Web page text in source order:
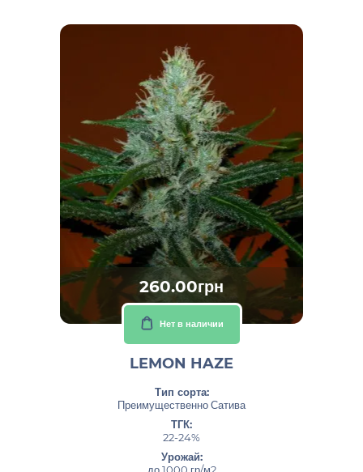
260.00грн
Нет в наличии
LEMON HAZE
Тип сорта:
Преимущественно Сатива
ТГК:
22-24%
Урожай:
до 1000 гр/м2